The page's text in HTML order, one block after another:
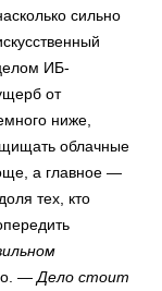
сильно
ИБ-
от
ниже,
облачные
а главное —
тех, кто
—Дело стоит